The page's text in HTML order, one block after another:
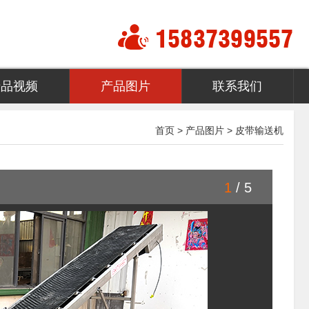
视频 产品图片 联系我们
首页 > 产品图片 > 皮带输送机
1 / 5